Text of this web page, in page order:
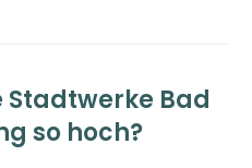
Bad
so hoch?